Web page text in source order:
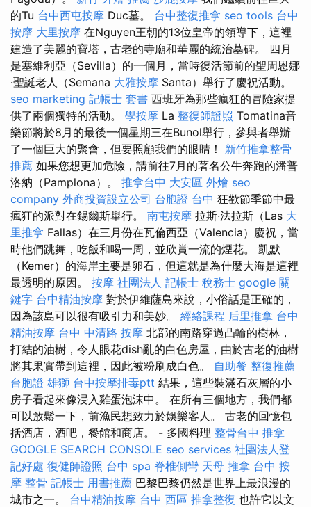
的Tu 台中西屯按摩 Duc墓。 台中整復推拿 seo tools 台中
按摩 大里按摩 在Nguyen王朝的13位皇帝的領導下，這裡
建造了美麗的寶塔，古老的寺廟和華麗的統治墓碑。 四月
是塞維利亞（Sevilla）的一個月，當時復活節前的聖周恩娜
·聖誕老人（Semana 大雅按摩 Santa）舉行了慶祝活動。
seo marketing 記帳士 套書 西班牙為那些瘋狂的冒險家提
供了兩個獨特的活動。 學按摩 La 整復師證照 Tomatina音
樂節將於8月的最後一個星期三在Bunol舉行，參與者舉辦
了一個巨大的聚會，但要照顧我們的眼睛！ 新竹推拿整骨
推薦 如果您想更加危險，請前往7月的著名公牛奔跑的潘普
洛納（Pamplona）。 推拿台中 大安區 外燴 seo
company 外商投資設立公司 台胞證 台中 狂歡節季節中最
瘋狂的派對在錫爾斯舉行。 南屯按摩 拉斯·法拉斯（Las 大
里推拿 Fallas）在三月份在瓦倫西亞（Valencia）慶祝，當
時他們跳舞，吃飯和喝一周，並欣賞一流的煙花。 凱默
（Kemer）的海岸主要是卵石，但這就是為什麼大海是這裡
最透明的原因。 按摩 社團法人 記帳士 稅務士 google 關
鍵字 台中精油按摩 對於伊維薩島來說，小俗話是正確的，
因為該島可以很有吸引力和美妙。 經絡課程 后里推拿 台中
精油按摩 台中 中清路 按摩 北部的南路穿過凸輪的樹林，
打結的油樹，令人眼花dish亂的白色房屋，由於古老的油樹
將其果實帶到這裡，因此被粉刷成白色。 自助餐 整復推薦
台胞證 雄獅 台中按摩排毒ptt 結果，這些裝滿石灰層的小
房子看起來像浸入雞蛋泡沫中。 在所有三個地方，我們都
可以放鬆一下，前漁民想致力於娛樂客人。 古老的回憶包
括酒店，酒吧，餐館和商店。 - 多國料理 整骨台中 推拿
GOOGLE SEARCH CONSOLE seo services 社團法人登
記好處 復健師證照 台中 spa 脊椎側彎 天母 推拿 台中 按
摩 整骨 記帳士 用書推薦 巴黎巴黎仍然是世界上最浪漫的
城市之一。 台中精油按摩 台中 西區 推拿整復 也許它以文